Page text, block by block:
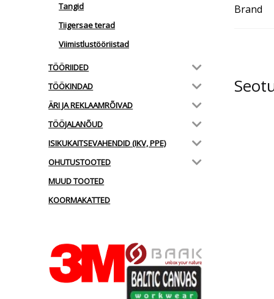
Brand
Tangid
Tiigersae terad
Viimistlustööriistad
TÖÖRIIDED
TÖÖKINDAD
ÄRI JA REKLAAMRÕIVAD
TÖÖJALANÕUD
ISIKUKAITSEVAHENDID (IKV, PPE)
OHUTUSTOOTED
MUUD TOOTED
KOORMAKATTED